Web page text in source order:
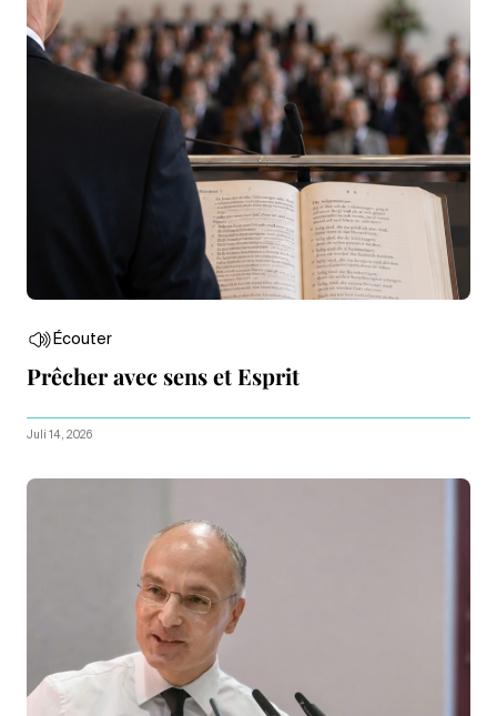
Écouter
Prêcher avec sens et Esprit
Juli 14, 2026